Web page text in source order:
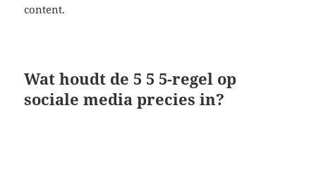
content.
Wat houdt de 5 5 5-regel op
sociale media precies in?